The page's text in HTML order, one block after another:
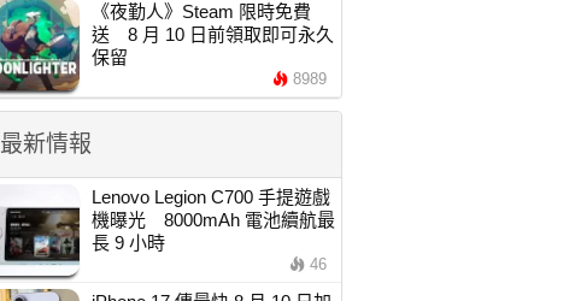
《夜勤人》Steam 限時免費
送 8 月 10 日前領取即可永久
保留
8989
最新情報
Lenovo Legion C700 手提遊戲
機曝光 8000mAh 電池續航最
長 9 小時
46